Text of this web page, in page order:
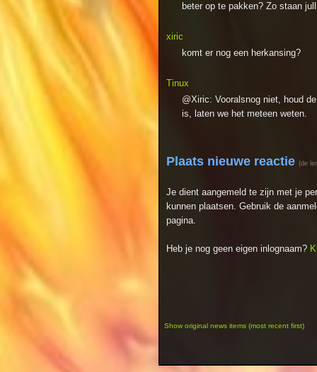
beter op te pakken? Zo staan
xiric
komt er nog een herkansing?
Tinux
@Xiric: Vooralsnog niet, houd
is, laten we het meteen weten.
Plaats nieuwe reactie (de
Je dient aangemeld te zijn met je
kunnen plaatsen. Gebruik de
pagina.
Heb je nog geen eigen inlognaam?
Show original news items (most recent first)